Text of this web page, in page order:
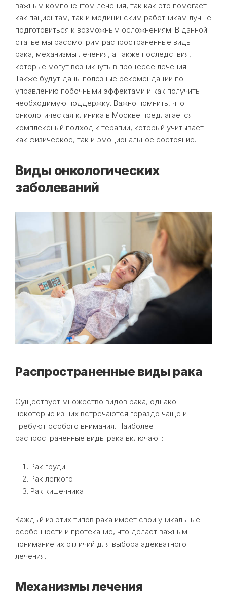
важным компонентом лечения, так как это помогает
как пациентам, так и медицинским работникам лучше
подготовиться к возможным осложнениям. В данной
статье мы рассмотрим распространенные виды
рака, механизмы лечения, а также последствия,
которые могут возникнуть в процессе лечения.
Также будут даны полезные рекомендации по
управлению побочными эффектами и как получить
необходимую поддержку. Важно помнить, что
онкологическая клиника в Москве предлагается
комплексный подход к терапии, который учитывает
как физическое, так и эмоциональное состояние.
Виды онкологических
заболеваний
Распространенные виды рака
Существует множество видов рака, однако
некоторые из них встречаются гораздо чаще и
требуют особого внимания. Наиболее
распространенные виды рака включают:
Рак груди
Рак легкого
Рак кишечника
Каждый из этих типов рака имеет свои уникальные
особенности и протекание, что делает важным
понимание их отличий для выбора адекватного
лечения.
Механизмы лечения